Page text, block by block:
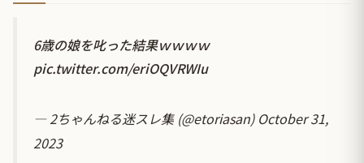
6歳の娘を叱った結果ｗｗｗｗ
pic.twitter.com/eriOQVRWIu
— 2ちゃんねる迷スレ集 (@etoriasan) October 31,
2023